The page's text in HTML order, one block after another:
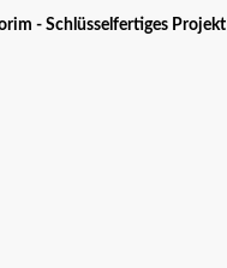
- Schlüsselfertiges Projekt